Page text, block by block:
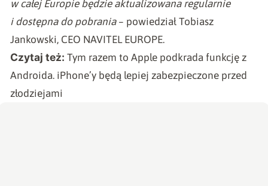
w całej Europie będzie aktualizowana regularnie
i dostępna do pobrania– powiedział Tobiasz
Jankowski, CEO NAVITEL EUROPE.
Czytaj też:Tym razem to Apple podkrada funkcję z
Androida. iPhone’y będą lepiej zabezpieczone przed
złodziejami